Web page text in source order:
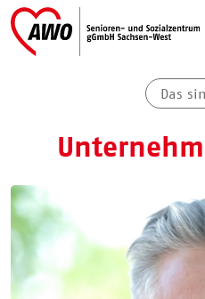
Das